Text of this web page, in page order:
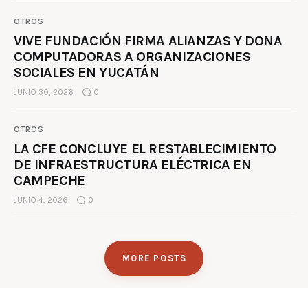
OTROS
VIVE FUNDACIÓN FIRMA ALIANZAS Y DONA
COMPUTADORAS A ORGANIZACIONES
SOCIALES EN YUCATÁN
JUNIO 30, 2026 0
OTROS
LA CFE CONCLUYE EL RESTABLECIMIENTO
DE INFRAESTRUCTURA ELÉCTRICA EN
CAMPECHE
JUNIO 4, 2026 0
MORE POSTS